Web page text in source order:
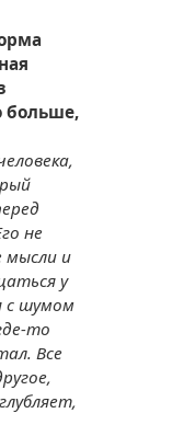
больше,
не
мысли и
у
с шумом
то
Все